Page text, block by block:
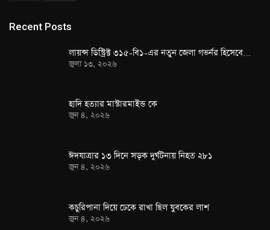
Recent Posts
লায়ন্স ডিস্ট্রিক্ট ৩১৫-বি১-এর নতুন জেলা গভর্নর হিসেবে…
জুলা ১৩, ২০২৬
হাদি হত্যার মাস্টারমাইন্ড কে
জুন ৪, ২০২৬
ঈদযাত্রার ১৩ দিনে সড়ক দুর্ঘটনায় নিহত ২৮১
জুন ৪, ২০২৬
কচুরিপানা দিয়ে ঢেকে রাখা ছিল যুবকের লাশ
জুন ৪, ২০২৬